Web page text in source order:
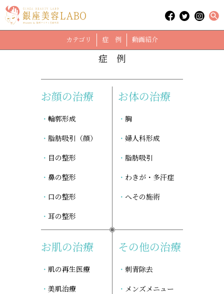
カテゴリ 症 例 動画紹介
「銀座マイアミ美容外科」に関する記事
case
症 例
お顔の治療
輪郭形成
脂肪吸引（顔）
目の整形
鼻の整形
口の整形
耳の整形
お体の治療
胸
婦人科形成
脂肪吸引
わきが・多汗症
へその施術
お肌の治療
肌の再生医療
美肌治療
その他の治療
刺青除去
メンズメニュー